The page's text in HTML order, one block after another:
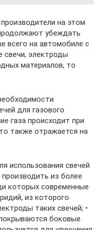
на этом
убеждать
всего на автомобиле с
свечи, электроды
материалов, то
для газового
газа происходит при
также отражается на
использования свечей
из более
которых современные
из которого
таких свечей; •
боковые